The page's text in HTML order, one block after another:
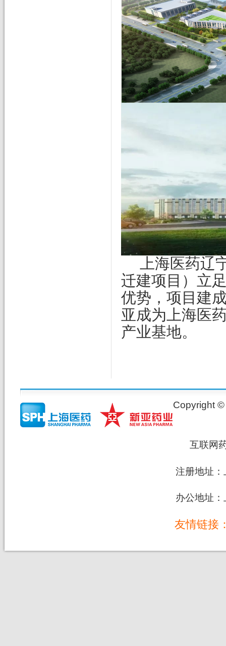
上海医药辽
迁建项目）立
优势，项目建
亚成为上海医
产业基地。
Copyright
互联网
注册地址
办公地址
友情链